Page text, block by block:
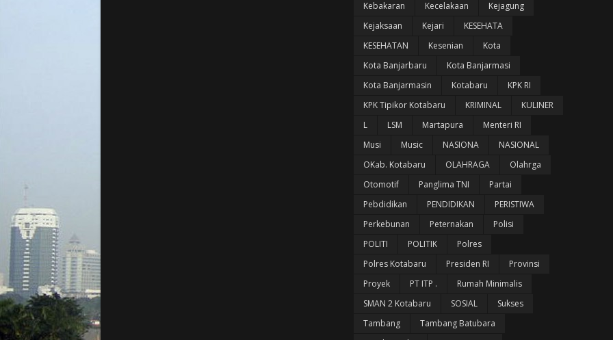
Kebakaran
Kecelakaan
Kejagung
Kejaksaan
Kejari
KESEHATA
KESEHATAN
Kesenian
Kota
Kota Banjarbaru
Kota Banjarmasi
Kota Banjarmasin
Kotabaru
KPK RI
KPK Tipikor Kotabaru
KRIMINAL
KULINER
L
LSM Martapura
Menteri RI
Musi
Music NASIONA
NASIONAL
OKab. Kotabaru
OLAHRAGA
Olahrga
Otomotif
Panglima TNI
Partai
Pebdidikan
PENDIDIKAN
PERISTIWA
Perkebunan
Peternakan
Polisi
POLITI
POLITIK
Polres
Polres Kotabaru
Presiden RI
Provinsi
Proyek
PT ITP .
Rumah Minimalis
SMAN 2 Kotabaru
SOSIAL
Sukses
Tambang
Tambang Batubara